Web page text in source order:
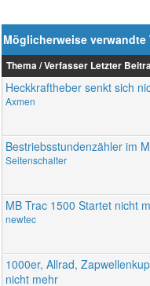
Möglicherweise
Thema / Verfasser Letzter
Heckkraftheber senkt sich
Axmen
Bestriebsstundenzähler im
Seitenschalter
MB Trac 1500 Startet nicht
newtec
1000er, Allrad,
nicht mehr